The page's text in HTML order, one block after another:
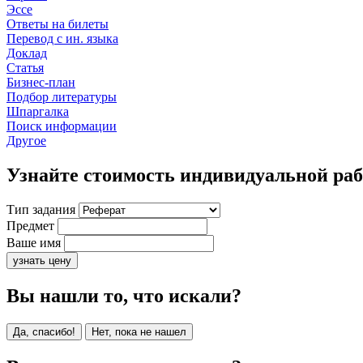
Эссе
Ответы на билеты
Перевод с ин. языка
Доклад
Статья
Бизнес-план
Подбор литературы
Шпаргалка
Поиск информации
Другое
Узнайте стоимость индивидуальной
Тип задания
Предмет
Ваше имя
узнать цену
Вы нашли то, что искали?
Да, спасибо! Нет, пока не нашел